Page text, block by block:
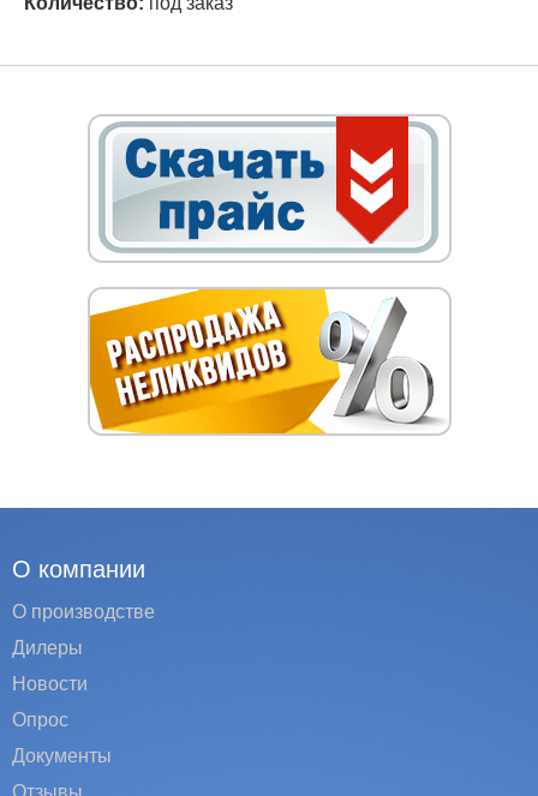
О компании
О производстве
Дилеры
Новости
Опрос
Документы
Отзывы